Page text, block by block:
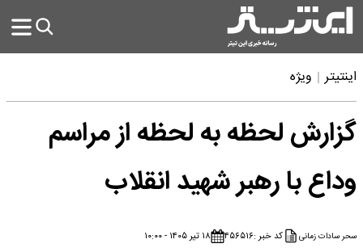
اینتیتر ویژه
گزارش لحظه به لحظه از مراسم
وداع با رهبر شهید انقلاب
سحر سادات زمانی کد خبر :۴۵۶۵۱۶ ۱۸ تیر ۱۴۰۵ - ۱۰:۰۰